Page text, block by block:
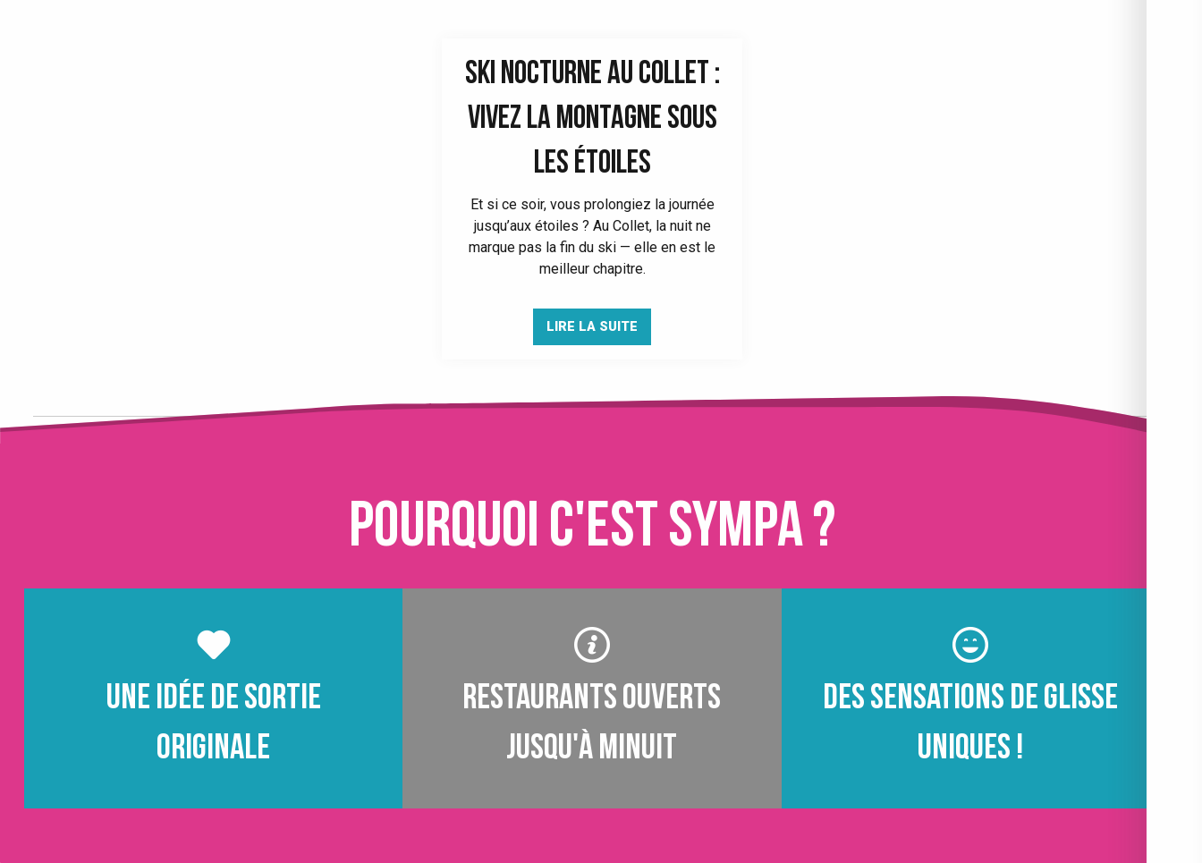
SKI NOCTURNE AU COLLET :
VIVEZ LA MONTAGNE SOUS
LES ÉTOILES
Et si ce soir, vous prolongiez la journée
jusqu’aux étoiles ? Au Collet, la nuit ne
marque pas la fin du ski — elle en est le
meilleur chapitre.
LIRE LA SUITE
Pourquoi c'est sympa ?
Une idée de sortie
originale
Restaurants ouverts
jusqu'à minuit
Des sensations de glisse
uniques !